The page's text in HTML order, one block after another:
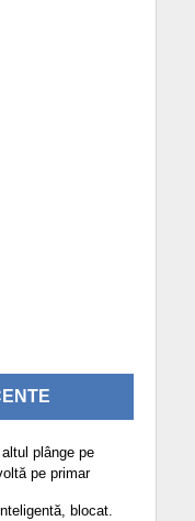
plânge pe
pe primar
blocat.